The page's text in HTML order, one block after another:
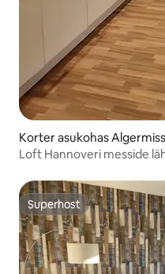
Korter asukohas
Loft Hannoveri messide
Superhost
Superhost